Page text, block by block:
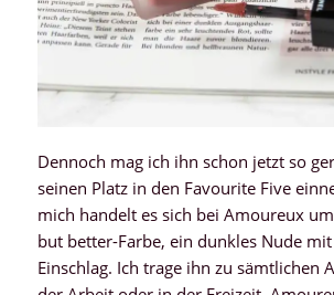
Dennoch mag ich ihn schon jetzt so
seinen Platz in den Favourite Five
mich handelt es sich bei Amoureux
but better-Farbe, ein dunkles Nude
Einschlag. Ich trage ihn zu sämtlichen